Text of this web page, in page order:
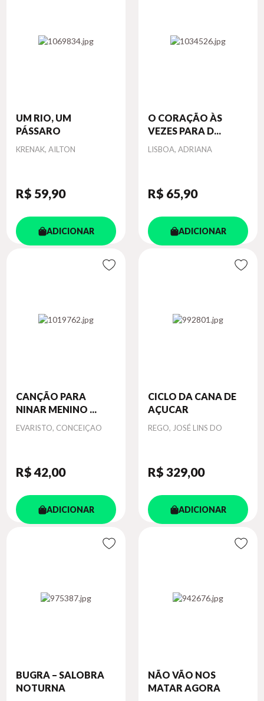
UM RIO, UM
PÁSSARO
Autor
KRENAK, AILTON
R$ 59,90
ADICIONAR
O CORAÇÃO ÀS
VEZES PARA D...
Autor
LISBOA, ADRIANA
R$ 65,90
ADICIONAR
CANÇÃO PARA
NINAR MENINO ...
Autor
EVARISTO, CONCEIÇAO
R$ 42,00
ADICIONAR
CICLO DA CANA DE
AÇUCAR
Autor
REGO, JOSÉ LINS DO
R$ 329,00
ADICIONAR
BUGRA – SALOBRA
NOTURNA
NÃO VÃO NOS
MATAR AGORA